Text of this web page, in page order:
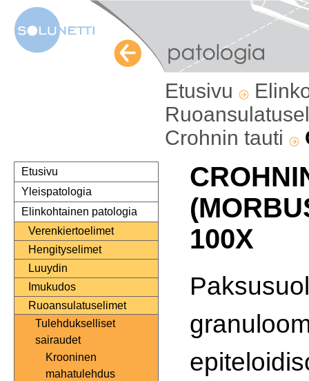
Etusivu
Crohnin tauti
Etusivu
Yleispatologia
Elinkohtainen patologia
Verenkiertoelimet
Hengityselimet
Luuydin
Imukudos
Ruoansulatuselimet
Tulehdukselliset
sairaudet
Krooninen
mahatulehdus
100X